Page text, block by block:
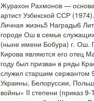
Журахон Рахмонов —
артист Узбекской ССР
Личная жизнь5 Награды6
городе Ош в семье
(ныне имени Бобура) г. Ош.
Кирова являются его отец
году был призван в ряды
служил старшим сержантом
Украины, Белоруссии,
войны» II степени (приказ